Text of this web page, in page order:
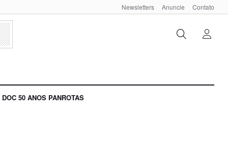
Newsletters Anuncie Contato
DOC 50 ANOS PANROTAS